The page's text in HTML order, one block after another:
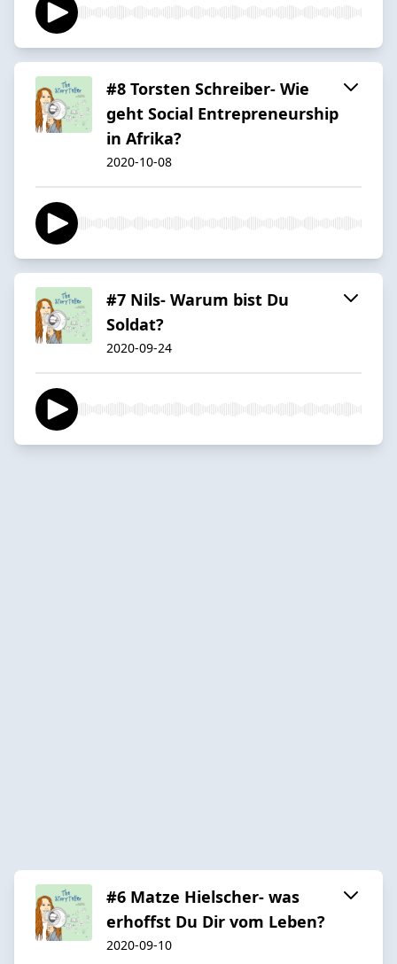
#8 Torsten Schreiber- Wie
geht Social Entrepreneurship
in Afrika?
2020-10-08
#7 Nils- Warum bist Du
Soldat?
2020-09-24
#6 Matze Hielscher- was
erhoffst Du Dir vom Leben?
2020-09-10